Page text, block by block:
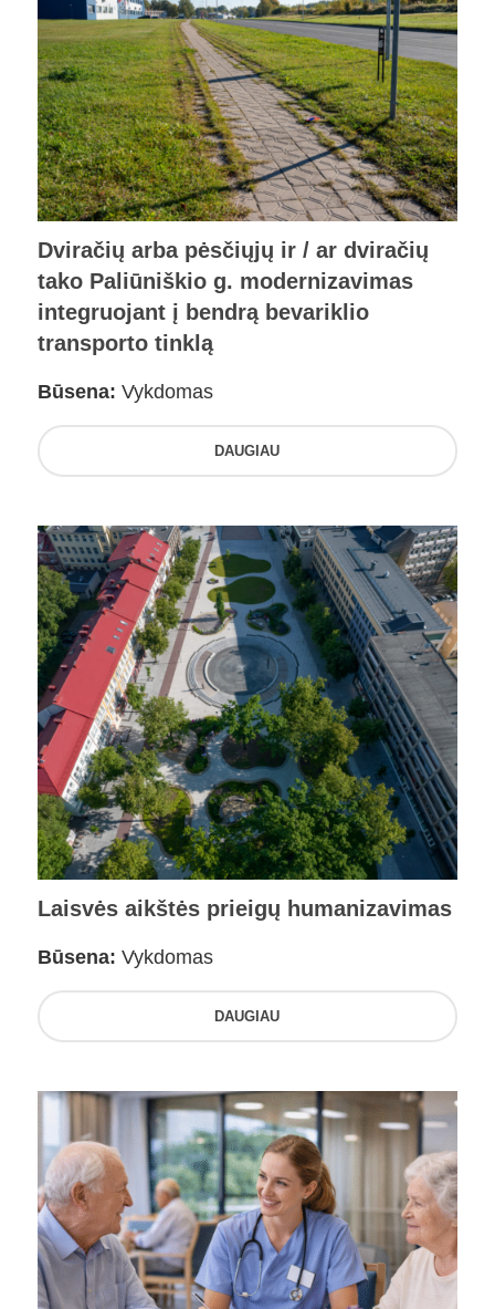
Dviračių arba pėsčiųjų ir / ar dviračių
tako Paliūniškio g. modernizavimas
integruojant į bendrą bevariklio
transporto tinklą
Būsena: Vykdomas
DAUGIAU
Laisvės aikštės prieigų humanizavimas
Būsena: Vykdomas
DAUGIAU